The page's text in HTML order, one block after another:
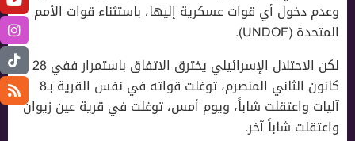
وعدم دخول أي قوات عسكرية إليها، باستثناء قوات الأمم
المتحدة (UNDOF).
لكن الاحتلال الإسرائيلي يخترق الاتفاق باستمرار ففي 28
كانون الثاني المنصرم، توغلت قواته في نفس القرية بـ8
آليات واعتقلت شاباً، ويوم أمس، توغلت في قرية عين زيوان
واعتقلت شاباً آخر.